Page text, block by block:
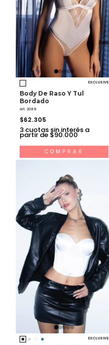
EXCLUSIVE
Body De Raso Y Tul
Bordado
Art. 2088
$62.305
3 cuotas sin interés a
partir de $90.000
COMPRAR
EXCLUSIVE